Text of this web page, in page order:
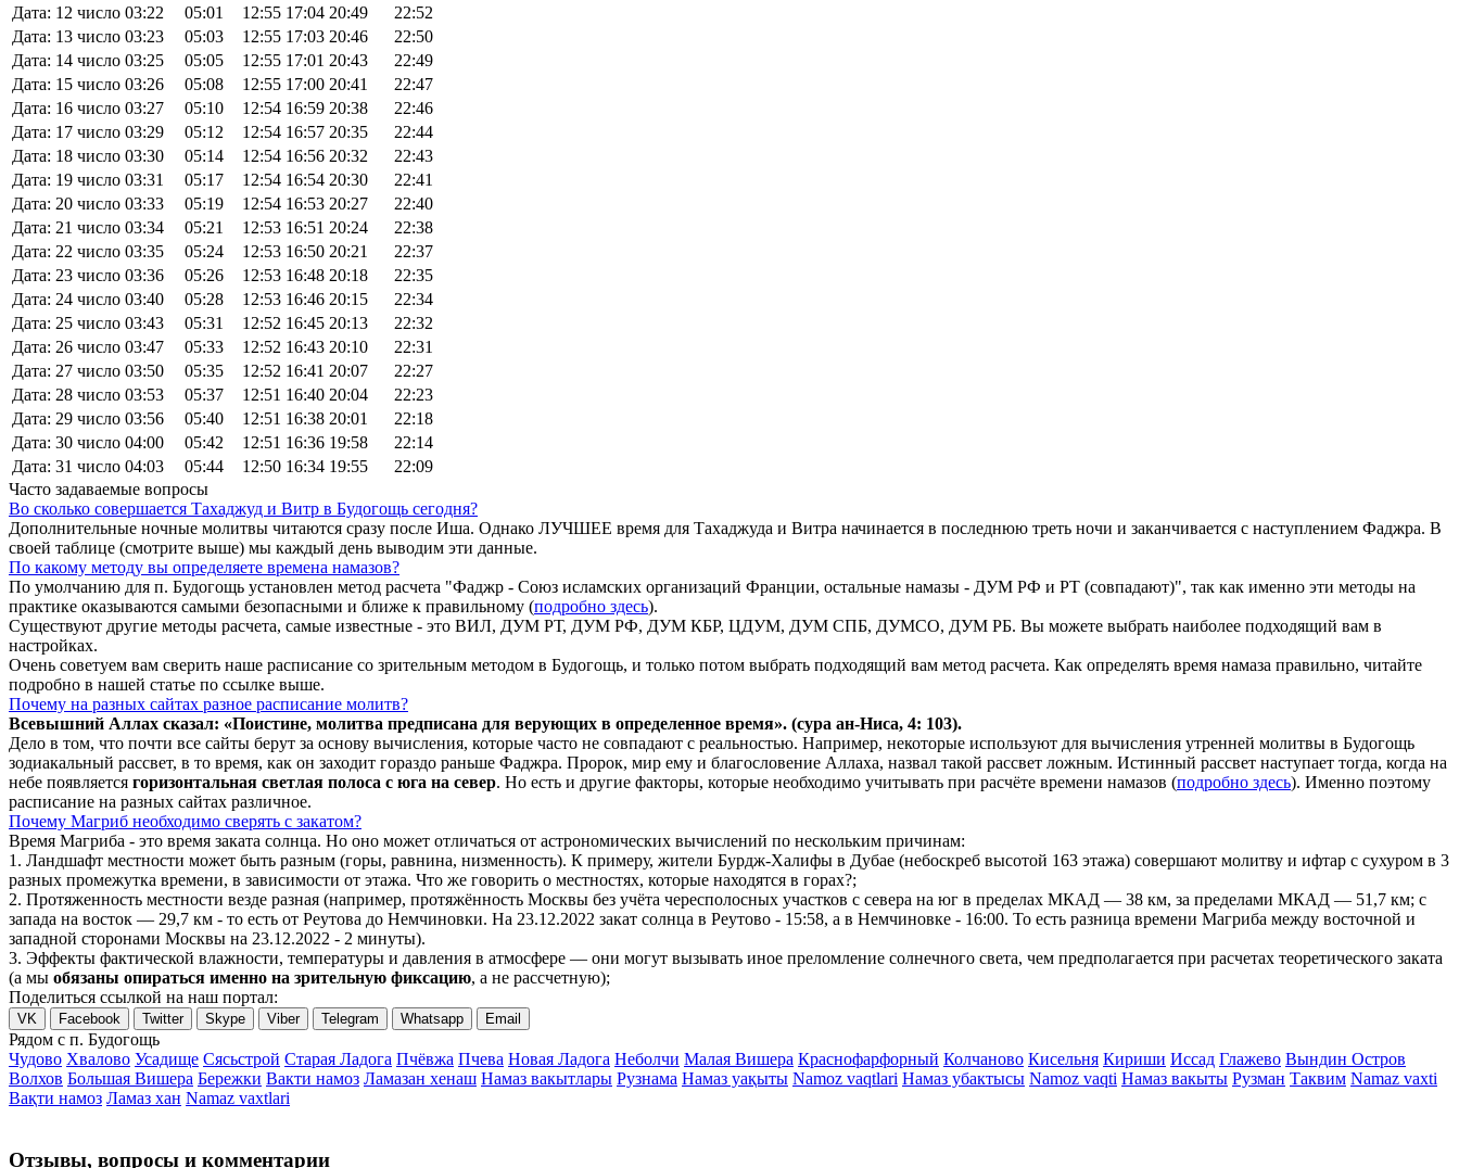
Дата: 12 число 03:22 05:01 12:55 17:04 20:49
22:52
Дата: 13 число 03:23 05:03 12:55 17:03 20:46
22:50
Дата: 14 число 03:25 05:05 12:55 17:01 20:43
22:49
Дата: 15 число 03:26 05:08 12:55 17:00 20:41
22:47
Дата: 16 число 03:27 05:10 12:54 16:59 20:38
22:46
Дата: 17 число 03:29 05:12 12:54 16:57 20:35
22:44
Дата: 18 число 03:30 05:14 12:54 16:56 20:32
22:43
Дата: 19 число 03:31 05:17 12:54 16:54 20:30
22:41
Дата: 20 число 03:33 05:19 12:54 16:53 20:27
22:40
Дата: 21 число 03:34 05:21 12:53 16:51 20:24
22:38
Дата: 22 число 03:35 05:24 12:53 16:50 20:21
22:37
Дата: 23 число 03:36 05:26 12:53 16:48 20:18
22:35
Дата: 24 число 03:40 05:28 12:53 16:46 20:15
22:34
Дата: 25 число 03:43 05:31 12:52 16:45 20:13
22:32
Дата: 26 число 03:47 05:33 12:52 16:43 20:10
22:31
Дата: 27 число 03:50 05:35 12:52 16:41 20:07
22:27
Дата: 28 число 03:53 05:37 12:51 16:40 20:04
22:23
Дата: 29 число 03:56 05:40 12:51 16:38 20:01
22:18
Дата: 30 число 04:00 05:42 12:51 16:36 19:58
22:14
Дата: 31 число 04:03 05:44 12:50 16:34 19:55
22:09
Часто задаваемые вопросы
Во сколько совершается Тахаджуд и Витр в Будогощь сегодня?
Дополнительные ночные молитвы читаются сразу после Иша. Однако ЛУЧШЕЕ время для Тахаджуда и Витра начинается в последнюю треть ночи и заканчивается с наступлением Фаджра. В
своей таблице (смотрите выше) мы каждый день выводим эти данные.
По какому методу вы определяете времена намазов?
По умолчанию для п. Будогощь установлен метод расчета "Фаджр - Союз исламских организаций Франции, остальные намазы - ДУМ РФ и РТ (совпадают)", так как именно эти методы на
практике оказываются самыми безопасными и ближе к правильному (подробно здесь).
Существуют другие методы расчета, самые известные - это ВИЛ, ДУМ РТ, ДУМ РФ, ДУМ КБР, ЦДУМ, ДУМ СПБ, ДУМСО, ДУМ РБ. Вы можете выбрать наиболее подходящий вам в
настройках.
Очень советуем вам сверить наше расписание со зрительным методом в Будогощь, и только потом выбрать подходящий вам метод расчета. Как определять время намаза правильно, читайте
подробно в нашей статье по ссылке выше.
Почему на разных сайтах разное расписание молитв?
Всевышний Аллах сказал: «Поистине, молитва предписана для верующих в определенное время». (сура ан-Ниса, 4: 103).
Дело в том, что почти все сайты берут за основу вычисления, которые часто не совпадают с реальностью. Например, некоторые используют для вычисления утренней молитвы в Будогощь
зодиакальный рассвет, в то время, как он заходит гораздо раньше Фаджра. Пророк, мир ему и благословение Аллаха, назвал такой рассвет ложным. Истинный рассвет наступает тогда, когда на
небе появляется горизонтальная светлая полоса с юга на север. Но есть и другие факторы, которые необходимо учитывать при расчёте времени намазов (подробно здесь). Именно поэтому
расписание на разных сайтах различное.
Почему Магриб необходимо сверять с закатом?
Время Магриба - это время заката солнца. Но оно может отличаться от астрономических вычислений по нескольким причинам:
1. Ландшафт местности может быть разным (горы, равнина, низменность). К примеру, жители Бурдж-Халифы в Дубае (небоскреб высотой 163 этажа) совершают молитву и ифтар с сухуром в 3
разных промежутка времени, в зависимости от этажа. Что же говорить о местностях, которые находятся в горах?;
2. Протяженность местности везде разная (например, протяжённость Москвы без учёта чересполосных участков с севера на юг в пределах МКАД — 38 км, за пределами МКАД — 51,7 км; с
запада на восток — 29,7 км - то есть от Реутова до Немчиновки. На 23.12.2022 закат солнца в Реутово - 15:58, а в Немчиновке - 16:00. То есть разница времени Магриба между восточной и
западной сторонами Москвы на 23.12.2022 - 2 минуты).
3. Эффекты фактической влажности, температуры и давления в атмосфере — они могут вызывать иное преломление солнечного света, чем предполагается при расчетах теоретического заката
(а мы обязаны опираться именно на зрительную фиксацию, а не рассчетную);
Поделиться ссылкой на наш портал:
VK Facebook Twitter Skype Viber Telegram Whatsapp Email
Рядом с п. Будогощь
Чудово Хвалово Усадище Сясьстрой Старая Ладога Пчёвжа Пчева Новая Ладога Неболчи Малая Вишера Краснофарфорный Колчаново Кисельня Кириши Иссад Глажево Вындин Остров
Волхов Большая Вишера Бережки Вакти намоз Ламазан хенаш Намаз вакытлары Рузнама Намаз уақыты Namoz vaqtlari Намаз убактысы Namoz vaqti Намаз вакыты Рузман Таквим Namaz vaxti
Вақти намоз Ламаз хан Namaz vaxtlari
Отзывы, вопросы и комментарии